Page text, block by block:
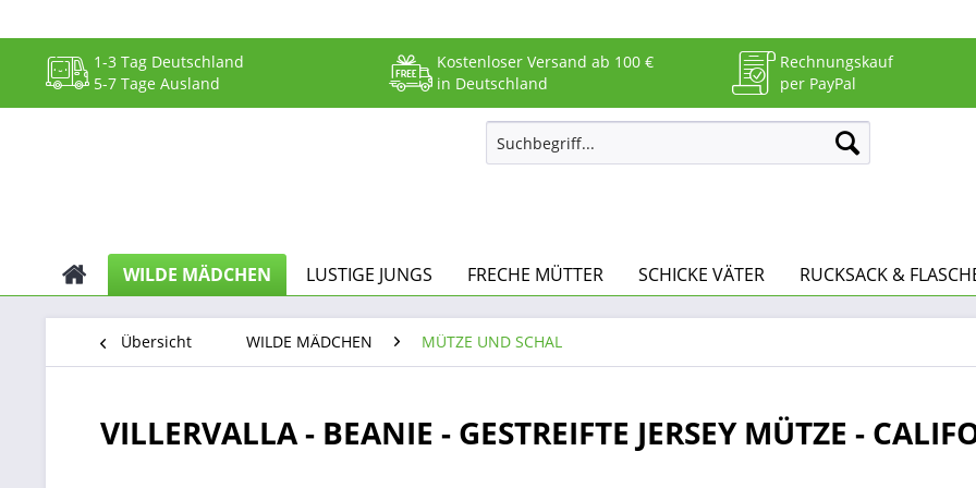
1-3 Tag Deutschland
5-7 Tage Ausland
Kostenloser Versand ab 100 €
in Deutschland
Rechnungskauf
per PayPal
WILDE MÄDCHEN LUSTIGE JUNGS FRECHE MÜTTER SCHICKE VÄTER RUCKSACK &
Übersicht WILDE MÄDCHEN MÜTZE UND SCHAL
VILLERVALLA - BEANIE - GESTREIFTE JERSEY MÜTZE -